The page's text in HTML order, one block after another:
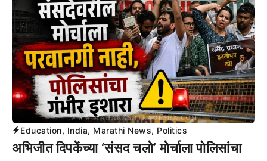
Education, India, Marathi News, Politics
अभिजीत दिपकेंच्या ‘संसद चलो’ मोर्चाला पोलिसांचा